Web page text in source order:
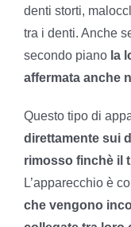
denti storti,
tra i denti. Anche
secondo piano la
affermata anche
Questo tipo di
direttamente sui
rimosso finchè il
L’apparecchio è
che vengono